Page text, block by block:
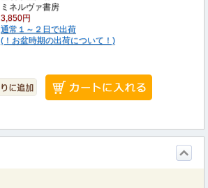
ミネルヴァ書房
3,850円
通常１～２日で出荷
(！お盆時期の出荷について！)